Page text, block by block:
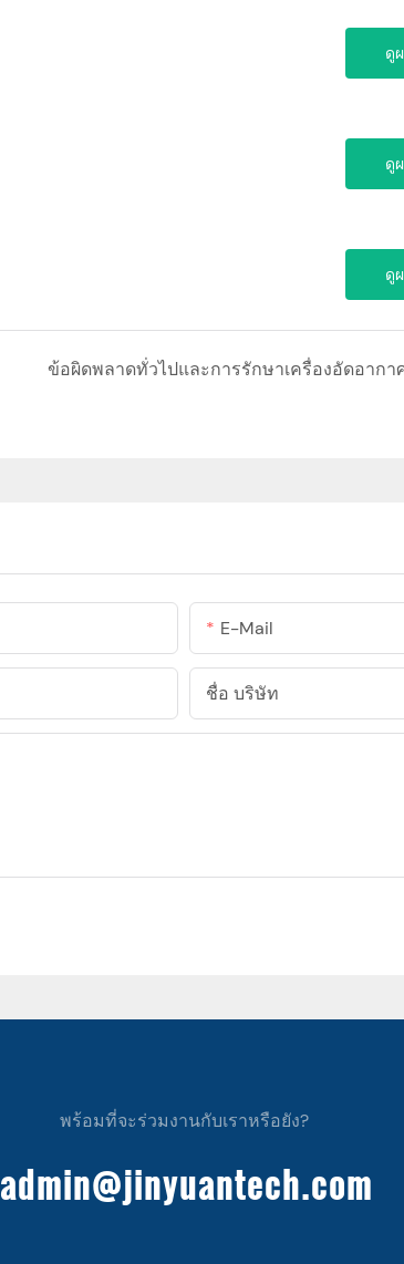
ดู
ดู
ดู
ข้อผิดพลาดทั่วไปและการรักษาเครื่องอัดอากา
E-Mail
ชื่อ บริษัท
พร้อมที่จะร่วมงานกับเราหรือยัง?
admin@jinyuantech.com